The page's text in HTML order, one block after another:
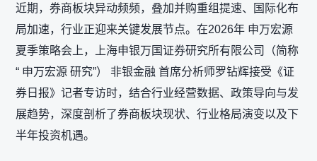
近期，券商板块异动频频，叠加并购重组提速、国际化布
局加速，行业正迎来关键发展节点。在2026年 申万宏源
夏季策略会上，上海申银万国证券研究所有限公司（简称
“ 申万宏源 研究”） 非银金融 首席分析师罗钻辉接受《证
券日报》记者专访时，结合行业经营数据、政策导向与发
展趋势，深度剖析了券商板块现状、行业格局演变以及下
半年投资机遇。